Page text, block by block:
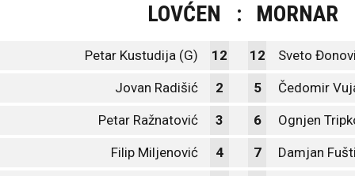
LOVĆEN : MORNAR
Petar Kustudija (G) 12 12 Sveto
Jovan Radišić 2 5 Čedomir
Petar Ražnatović 3 6 Ognjen
Filip Miljenović 4 7 Damjan